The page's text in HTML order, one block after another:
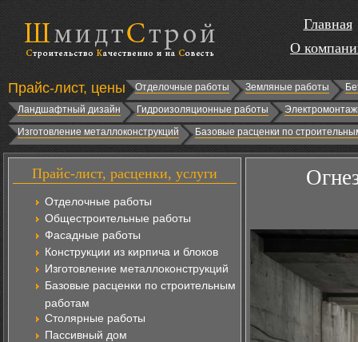
Главная
О
Прайс-лист, цены Отделочные работы Земляные работы
Ландшафтный дизайн
Гидроизоляционные работы
Изготовление металлоконструкций
Базовые расценки по
Прайс-лист, расценки, услуги
Отделочные работы
Общестроительные работы
Фасадные работы
Конструкции из кирпича и блоков
Изготовление металлоконструкций
Базовые расценки по строительным
работам
Столярные работы
Пассивный дом